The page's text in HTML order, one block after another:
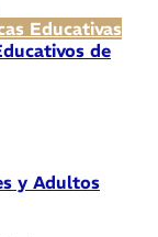
Educativas
de
y Adultos